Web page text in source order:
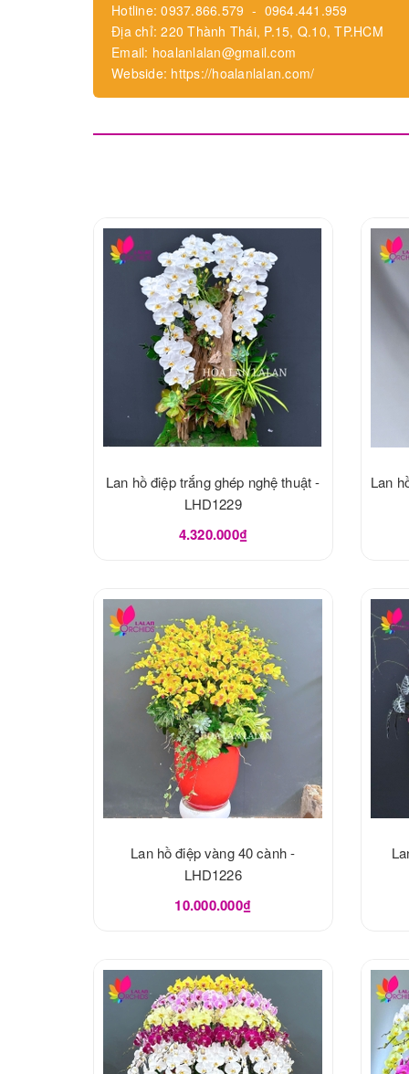
Hotline: 0937.866.579 - 0964.441.959
Địa chỉ: 220 Thành Thái, P.15, Q.10, TP.HCM
Email: hoalanlalan@gmail.com
Webside: https://hoalanlalan.com/
Lan hồ điệp trắng ghép nghệ thuật -
LHD1229
4.320.000₫
Lan
Lan hồ điệp vàng 40 cành -
LHD1226
10.000.000₫